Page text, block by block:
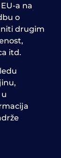
a na
o
drugim
itd.